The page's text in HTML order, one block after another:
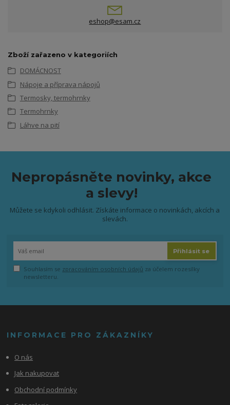
eshop@esam.cz
Zboží zařazeno v kategoriích
DOMÁCNOST
Nápoje a příprava nápojů
Termosky, termohrnky
Termohrnky
Láhve na pití
Nepropásněte novinky, akce
a slevy!
Můžete se kdykoli odhlásit. Získáte informace o novinkách, akcích a
slevách.
Přihlásit se
Souhlasím se zpracováním osobních údajů za účelem rozesílky
newsletteru.
INFORMACE PRO ZÁKAZNÍKY
O nás
Jak nakupovat
Obchodní podmínky